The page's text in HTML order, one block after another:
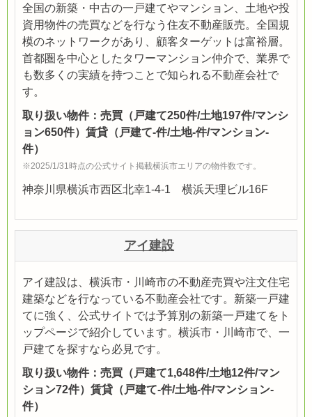
全国の新築・中古の一戸建てやマンション、土地や投
資用物件の売買などを行なう住友不動産販売。全国規
模のネットワークがあり、顧客ターゲットは富裕層。
首都圏を中心としたタワーマンション仲介で、業界で
も数多くの実績を持つことで知られる不動産会社で
す。
取り扱い物件：売買（戸建て250件/土地197件/マンシ
ョン650件）賃貸（戸建て-件/土地-件/マンション-
件）
※2025/1/31時点の公式サイト掲載横浜市エリアの物件数です。
神奈川県横浜市西区北幸1-4-1 横浜天理ビル16F
アイ建設
アイ建設は、横浜市・川崎市の不動産売買や注文住宅
建築などを行なっている不動産会社です。新築一戸建
てに強く、公式サイトでは予算別の新築一戸建てをト
ップページで紹介しています。横浜市・川崎市で、一
戸建てを探すなら必見です。
取り扱い物件：売買（戸建て1,648件/土地12件/マン
ション72件）賃貸（戸建て-件/土地-件/マンション-
件）